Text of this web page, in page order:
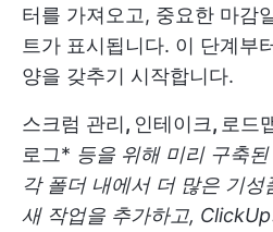
터를 가져오고, 중요한 마감
트가 표시됩니다. 이 단계부
양을 갖추기 시작합니다.
스크럼 관리, 인테이크, 로드
로그* 등을 위해 미리 구축
각 폴더 내에서 더 많은 기성
새 작업을 추가하고,